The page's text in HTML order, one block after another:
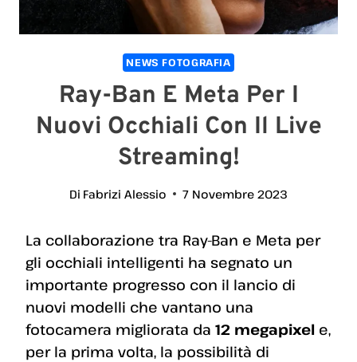
NEWS FOTOGRAFIA
Ray-Ban E Meta Per I
Nuovi Occhiali Con Il Live
Streaming!
Di Fabrizi Alessio 7 Novembre 2023
La collaborazione tra Ray-Ban e Meta per
gli occhiali intelligenti ha segnato un
importante progresso con il lancio di
nuovi modelli che vantano una
fotocamera migliorata da 12 megapixel e,
per la prima volta, la possibilità di